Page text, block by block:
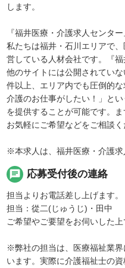
します。
『福井医療・介護求人センタ
私たちは福井・石川エリアで
営している人材会社です。『
他のサイトには公開されてい
件以上、エリア内でも圧倒的
介護のお仕事がしたい！」と
を提供することが可能です。
お気軽にご希望などをご相談く
※本求人は、福井医療・介護求
chat 応募受付後の連絡
担当よりお電話差し上げます。
担当：從二(じゅうじ)・田中
ご希望やご要望をお伺いした
※弊社の担当は、医療福祉業
います。実際に介護福祉士の